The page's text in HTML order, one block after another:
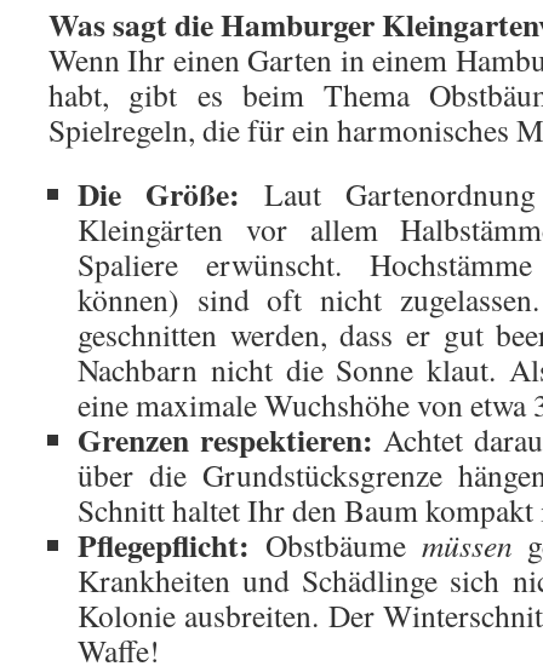
Was sagt die Hamburger
Wenn Ihr einen Garten in einem
habt, gibt es beim Thema
Spielregeln, die für ein harmonisches
Die Größe: Laut
Kleingärten vor allem
Spaliere erwünscht.
können) sind oft nicht
geschnitten werden, dass er gut
Nachbarn nicht die Sonne klaut.
eine maximale Wuchshöhe von etwa
Grenzen respektieren: Achtet
über die Grundstücksgrenze
Schnitt haltet Ihr den Baum
Pflegepflicht: Obstbäume müssen
Krankheiten und Schädlinge sich
Kolonie ausbreiten. Der
Waffe!